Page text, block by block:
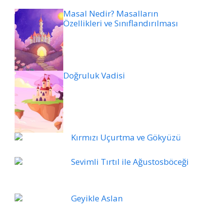
Masal Nedir? Masalların
Özellikleri ve Sınıflandırılması
Doğruluk Vadisi
Kırmızı Uçurtma ve Gökyüzü
Sevimli Tırtıl ile Ağustosböceği
Geyikle Aslan